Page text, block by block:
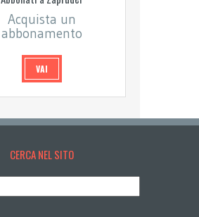
Acquista un
abbonamento
VAI
CERCA NEL SITO